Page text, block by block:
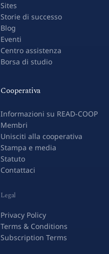
Sites
Storie di successo
Blog
Eventi
Centro assistenza
Borsa di studio
Cooperativa
Informazioni su READ-COOP
Membri
Unisciti alla cooperativa
Stampa e media
Statuto
Contattaci
Legal
Privacy Policy
Terms & Conditions
Subscription Terms